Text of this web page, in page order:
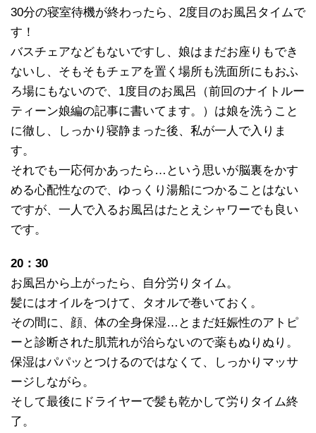
30分の寝室待機が終わったら、2度目のお風呂タイムで
す！
バスチェアなどもないですし、娘はまだお座りもでき
ないし、そもそもチェアを置く場所も洗面所にもおふ
ろ場にもないので、1度目のお風呂（前回のナイトルー
ティーン娘編の記事に書いてます。）は娘を洗うこと
に徹し、しっかり寝静まった後、私が一人で入りま
す。
それでも一応何かあったら…という思いが脳裏をかす
める心配性なので、ゆっくり湯船につかることはない
ですが、一人で入るお風呂はたとえシャワーでも良い
です。
20：30
お風呂から上がったら、自分労りタイム。
髪にはオイルをつけて、タオルで巻いておく。
その間に、顔、体の全身保湿…とまだ妊娠性のアトピ
ーと診断された肌荒れが治らないので薬もぬりぬり。
保湿はパパッとつけるのではなくて、しっかりマッサ
ージしながら。
そして最後にドライヤーで髪も乾かして労りタイム終
了。